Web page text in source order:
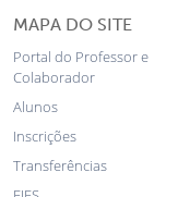
MAPA DO SITE
Portal do Professor e
Colaborador
Alunos
Inscrições
Transferências